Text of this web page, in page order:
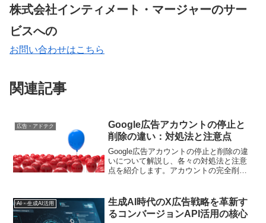
株式会社インティメート・マージャーのサー
ビスへの
お問い合わせはこちら
関連記事
広告・アドテク
Google広告アカウントの停止と
削除の違い：対処法と注意点
Google広告アカウントの停止と削除の違
いについて解説し、各々の対処法と注意
点を紹介します。アカウントの完全削除
AI・生成AI活用
生成AI時代のX広告戦略を革新す
るコンバージョンAPI活用の核心